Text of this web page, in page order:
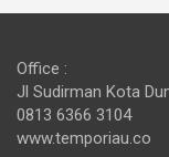
Office :
Jl Sudirman Kota
0813 6366 3104
www.temporiau.co